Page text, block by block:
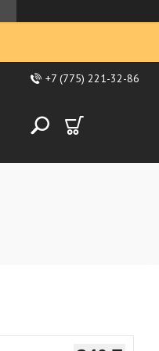
+7 (775) 221-32-86